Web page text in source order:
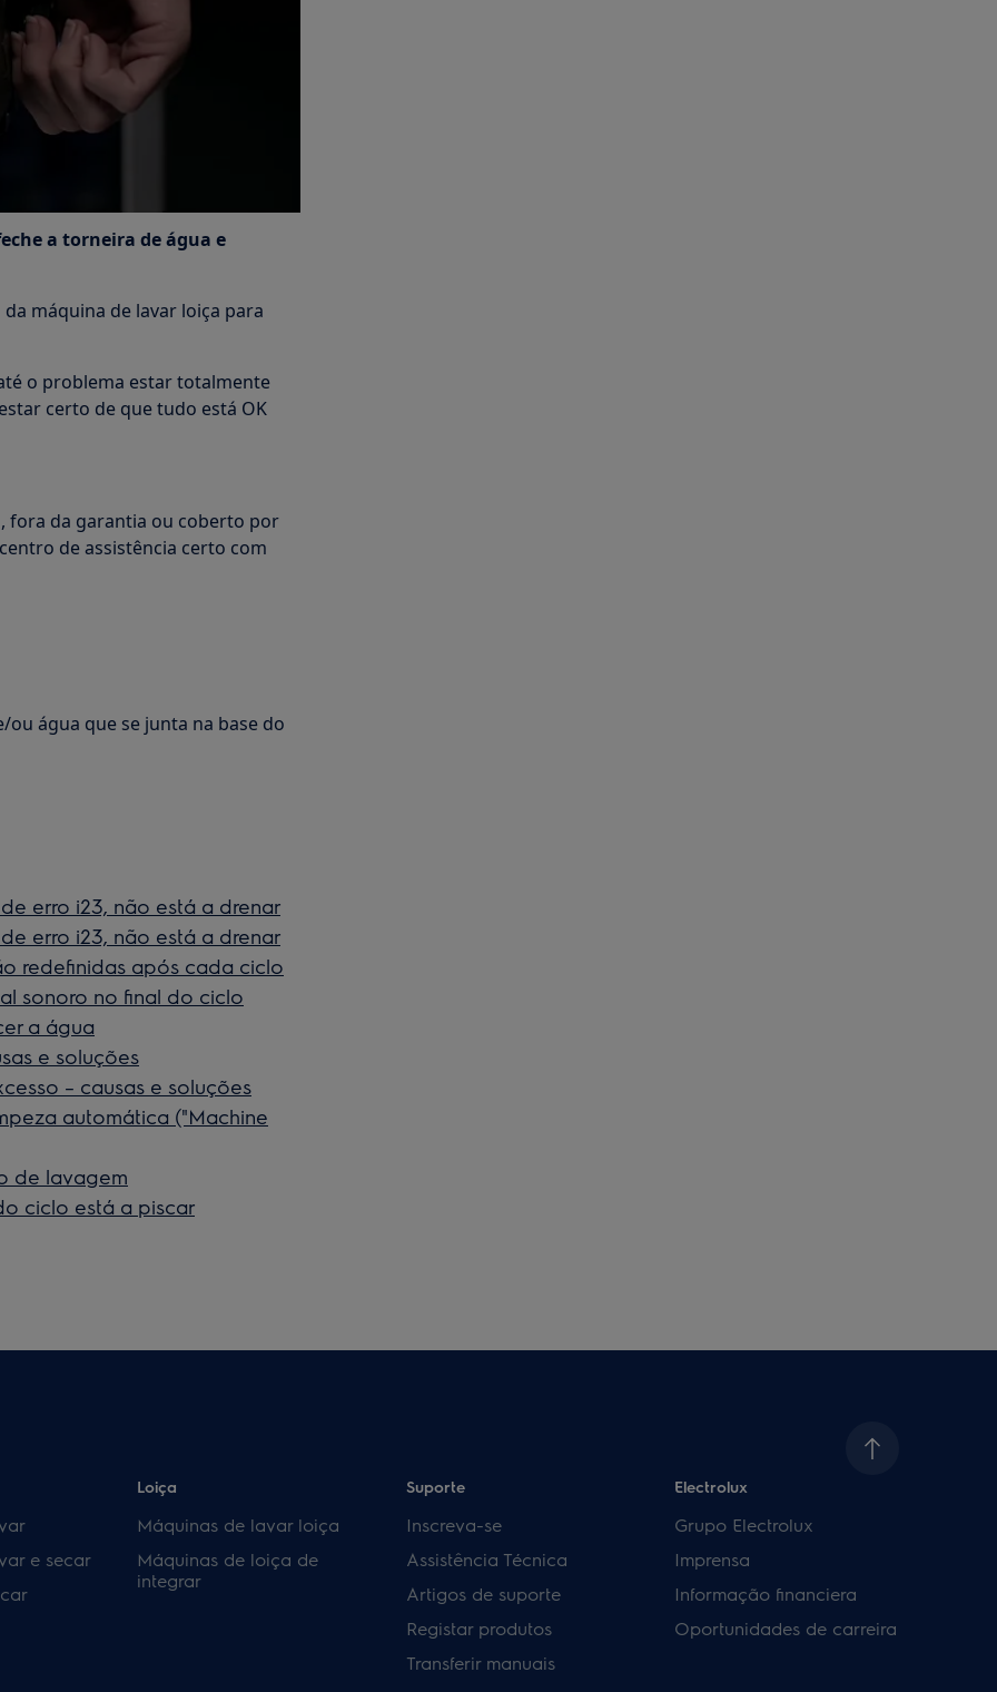
a torneira de água e
máquina de lavar loiça para
o problema estar totalmente
certo de que tudo está OK
fora da garantia ou coberto por
de assistência certo com
água que se junta na base do
erro i23, não está a drenar
erro i23, não está a drenar
redefinidas após cada ciclo
sonoro no final do ciclo
a água
e soluções
– causas e soluções
automática ("Machine
de lavagem
ciclo está a piscar
e secar
Loiça
Máquinas de lavar loiça
Máquinas de loiça de
integrar
Suporte
Inscreva-se
Assistência Técnica
Artigos de suporte
Registar produtos
Transferir manuais
Electrolux
Grupo Electrolux
Imprensa
Informação financiera
Oportunidades de carreira